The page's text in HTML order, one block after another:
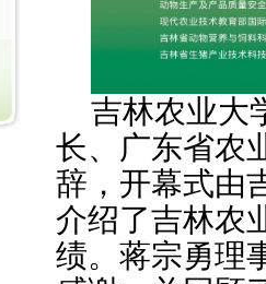
吉林农业大
长、广东省农
辞，开幕式由
介绍了吉林农
绩。蒋宗勇理